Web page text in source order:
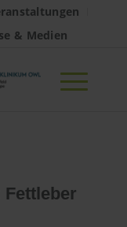
& Medien
Fettleber